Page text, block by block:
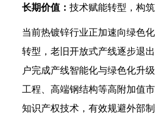
长期价值：技术赋能转型，构
当前热镀锌行业正加速向绿色
转型，老旧开放式产线逐步退
户完成产线智能化与绿色化升
工程、高端钢结构等高附加值
知识产权技术，有效规避外部